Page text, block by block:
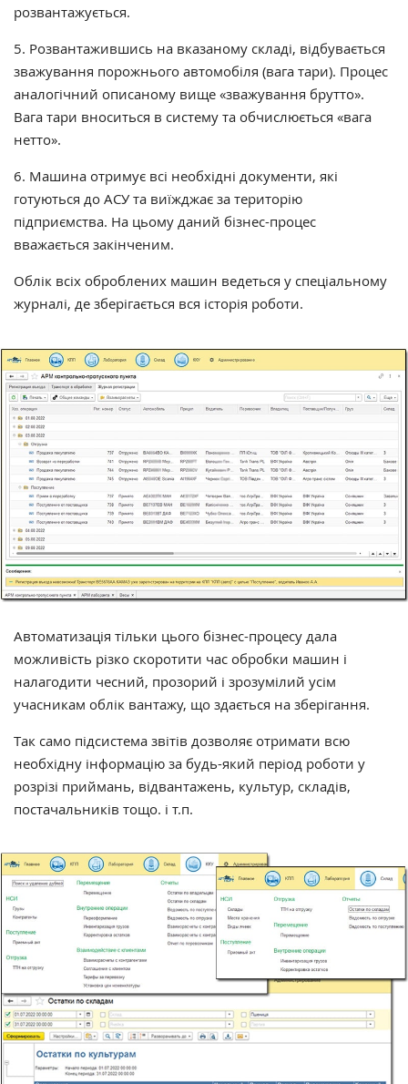
розвантажується.
5. Розвантажившись на вказаному складі, відбувається
зважування порожнього автомобіля (вага тари). Процес
аналогічний описаному вище «зважування брутто».
Вага тари вноситься в систему та обчислюється «вага
нетто».
6. Машина отримує всі необхідні документи, які
готуються до АСУ та виїжджає за територію
підприємства. На цьому даний бізнес-процес
вважається закінченим.
Облік всіх оброблених машин ведеться у спеціальному
журналі, де зберігається вся історія роботи.
Автоматизація тільки цього бізнес-процесу дала
можливість різко скоротити час обробки машин і
налагодити чесний, прозорий і зрозумілий усім
учасникам облік вантажу, що здається на зберігання.
Так само підсистема звітів дозволяє отримати всю
необхідну інформацію за будь-який період роботи у
розрізі приймань, відвантажень, культур, складів,
постачальників тощо. і т.п.